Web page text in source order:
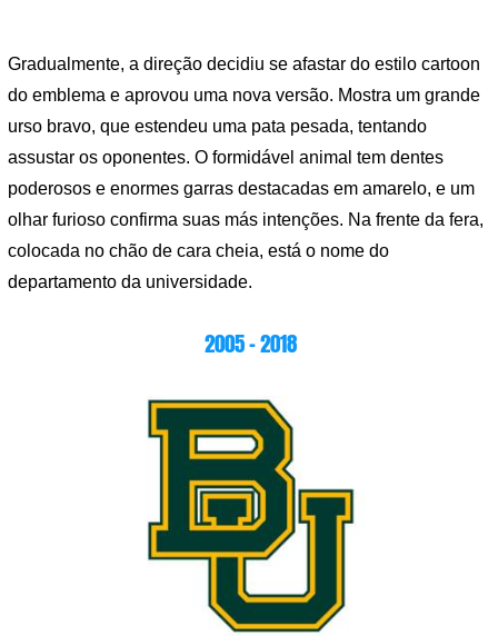
Gradualmente, a direção decidiu se afastar do estilo cartoon
do emblema e aprovou uma nova versão. Mostra um grande
urso bravo, que estendeu uma pata pesada, tentando
assustar os oponentes. O formidável animal tem dentes
poderosos e enormes garras destacadas em amarelo, e um
olhar furioso confirma suas más intenções. Na frente da fera,
colocada no chão de cara cheia, está o nome do
departamento da universidade.
2005 – 2018